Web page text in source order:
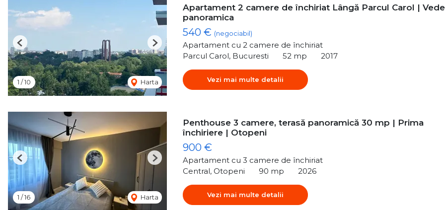
1 /10 Harta
Previous Next
Apartament 2 camere de închiriat Lângă Parcul Carol |
panoramica
540 € (negociabil)
Apartament cu 2 camere de închiriat
Parcul Carol, Bucuresti
52 mp 2017
Vezi mai multe detalii
1 /16 Harta
Previous Next
Penthouse 3 camere, terasă panoramică 30 mp | Prima
închiriere | Otopeni
900 €
Apartament cu 3 camere de închiriat
Central, Otopeni
90 mp 2026
Vezi mai multe detalii